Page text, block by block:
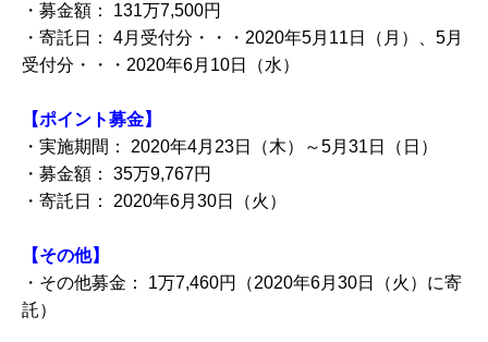
・募金額： 131万7,500円
・寄託日： 4月受付分・・・2020年5月11日（月）、5月
受付分・・・2020年6月10日（水）
【ポイント募金】
・実施期間： 2020年4月23日（木）～5月31日（日）
・募金額： 35万9,767円
・寄託日： 2020年6月30日（火）
【その他】
・その他募金： 1万7,460円（2020年6月30日（火）に寄
託）